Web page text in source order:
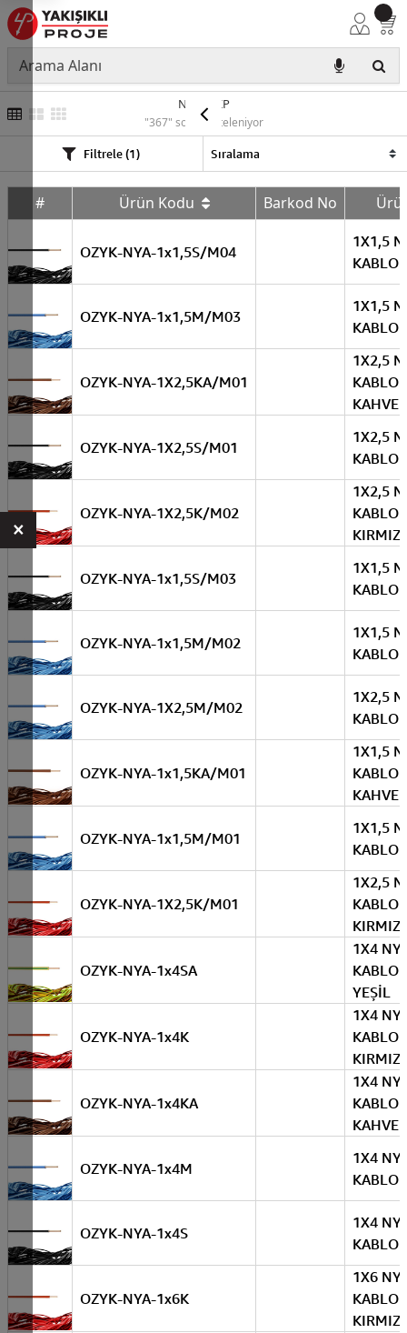
NYA YEKP
"367" sonuç listeleniyor
Filtrele (1)
# Ürün Kodu Barkod No
OZYK-NYA-1x1,5S/M04
1X1,5
KABLO
OZYK-NYA-1x1,5M/M03
1X1,5
KABLO
OZYK-NYA-1X2,5KA/M01
1X2,5
KABLO
OZYK-NYA-1X2,5S/M01
1X2,5
KABLO
OZYK-NYA-1X2,5K/M02
1X2,5
KABLO
KIRMIZI
OZYK-NYA-1x1,5S/M03
1X1,5
KABLO
OZYK-NYA-1x1,5M/M02
1X1,5
KABLO
OZYK-NYA-1X2,5M/M02
1X2,5
KABLO
OZYK-NYA-1x1,5KA/M01
1X1,5
KABLO
OZYK-NYA-1x1,5M/M01
1X1,5
KABLO
OZYK-NYA-1X2,5K/M01
1X2,5
KABLO
KIRMIZI
OZYK-NYA-1x4SA
1X4
KABLO
YEŞİL
OZYK-NYA-1x4K
1X4
KABLO
KIRMIZI
OZYK-NYA-1x4KA
1X4
KABLO
OZYK-NYA-1x4M
1X4
KABLO
OZYK-NYA-1x4S
1X4
KABLO
OZYK-NYA-1x6K
1X6
KABLO
KIRMIZI
×